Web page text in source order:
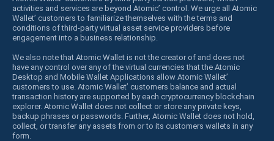
activities and services are beyond Atomic’ control. We urge all Atomic
Wallet’ customers to familiarize themselves with the terms and
conditions of third-party virtual asset service providers before
engagement into a business relationship.
We also note that Atomic Wallet is not the creator of and does not
have any control over any of the virtual currencies that the Atomic
Desktop and Mobile Wallet Applications allow Atomic Wallet’
customers to use. Atomic Wallet’ customers balance and actual
transaction history are supported by each cryptocurrency blockchain
explorer. Atomic Wallet does not collect or store any private keys,
backup phrases or passwords. Further, Atomic Wallet does not hold,
collect, or transfer any assets from or to its customers wallets in any
form.